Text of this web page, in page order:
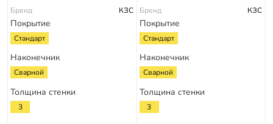
Бренд КЗС
Покрытие
Стандарт
Наконечник
Сварной
Толщина стенки
3
Бренд КЗС
Покрытие
Стандарт
Наконечник
Сварной
Толщина стенки
3